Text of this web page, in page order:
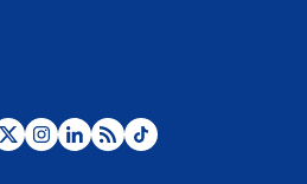
¿Por qué De la Espriella gobernará